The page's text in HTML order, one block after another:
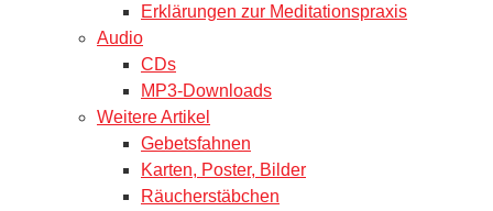
Erklärungen zur Meditationspraxis
Audio
CDs
MP3-Downloads
Weitere Artikel
Gebetsfahnen
Karten, Poster, Bilder
Räucherstäbchen